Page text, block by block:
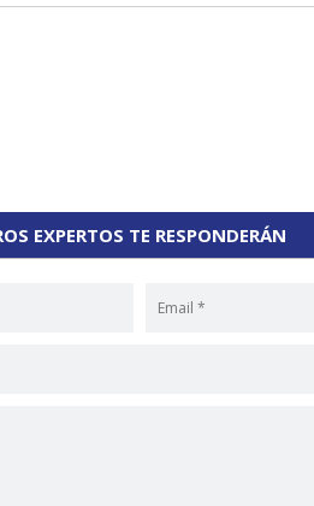
EXPERTOS TE RESPONDERÁN